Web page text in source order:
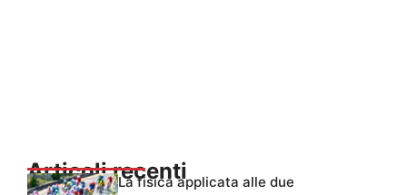
Articoli recentiLa fisica applicata alle due